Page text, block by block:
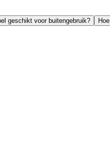
geschikt voor buitengebruik?